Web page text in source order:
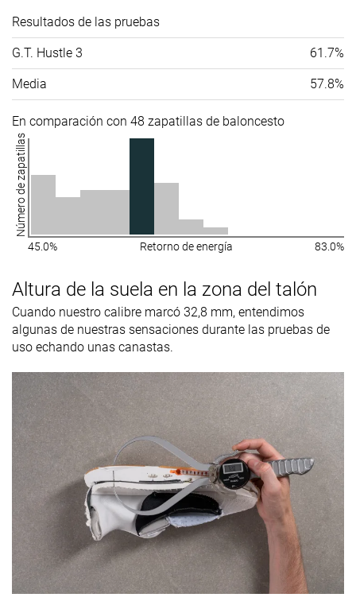
Resultados de las pruebas
G.T. Hustle 3 61.7%
Media 57.8%
En comparación con 48 zapatillas de baloncesto
Número de zapatillas
45.0% Retorno de energía 83.0%
Altura de la suela en la zona del talón
Cuando nuestro calibre marcó 32,8 mm, entendimos
algunas de nuestras sensaciones durante las pruebas de
uso echando unas canastas.